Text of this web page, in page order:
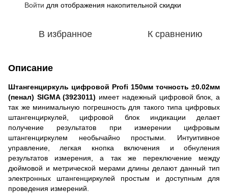
Войти для отображения накопительной скидки
В избранное К сравнению
Описание
Штангенциркуль цифровой Profi 150мм точность ±0.02мм
(пенал) SIGMA (3923011) имеет надежный цифровой блок, а
так же минимальную погрешность для такого типа цифровых
штангенциркулей, цифровой блок индикации делает
получение результатов при измерении цифровым
штангенциркулем необычайно простыми. Интуитивное
управление, легкая кнопка включения и обнуления
результатов измерения, а так же переключение между
дюймовой и метрической мерами длины делают данный тип
электронных штангенциркулей простым и доступным для
проведения измерений.